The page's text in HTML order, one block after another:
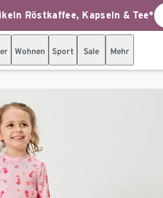
Röstkaffee, Kapseln & Tee*
Wohnen Sport Sale Mehr